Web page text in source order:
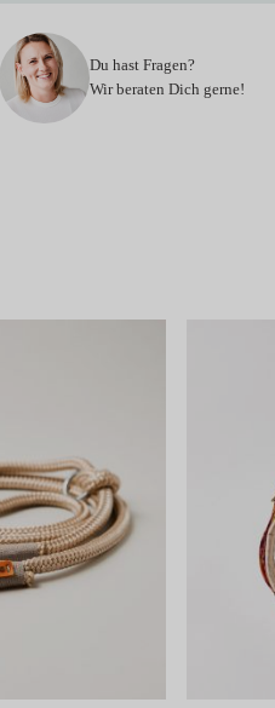
Du hast Fragen?
Wir beraten Dich gerne!